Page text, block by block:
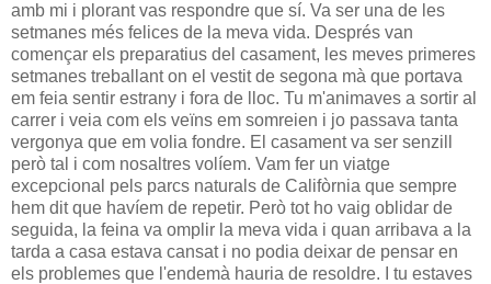
amb mi i plorant vas respondre que sí. Va ser una de les
setmanes més felices de la meva vida. Després van
començar els preparatius del casament, les meves primeres
setmanes treballant on el vestit de segona mà que portava
em feia sentir estrany i fora de lloc. Tu m'animaves a sortir al
carrer i veia com els veïns em somreien i jo passava tanta
vergonya que em volia fondre. El casament va ser senzill
però tal i com nosaltres volíem. Vam fer un viatge
excepcional pels parcs naturals de Califòrnia que sempre
hem dit que havíem de repetir. Però tot ho vaig oblidar de
seguida, la feina va omplir la meva vida i quan arribava a la
tarda a casa estava cansat i no podia deixar de pensar en
els problemes que l'endemà hauria de resoldre. I tu estaves